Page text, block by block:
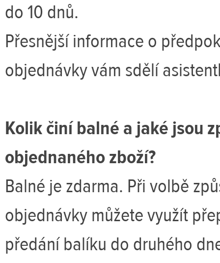
do 10 dnů.
Přesnější informace o
objednávky vám sdělí
Kolik činí balné a jaké jsou
objednaného zboží?
Balné je zdarma. Při volbě
objednávky můžete využít
předání balíku do druhého